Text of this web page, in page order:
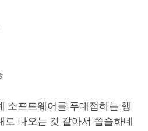
소프트웨어를 푸대접하는 행
나오는 것 같아서 씁슬하네